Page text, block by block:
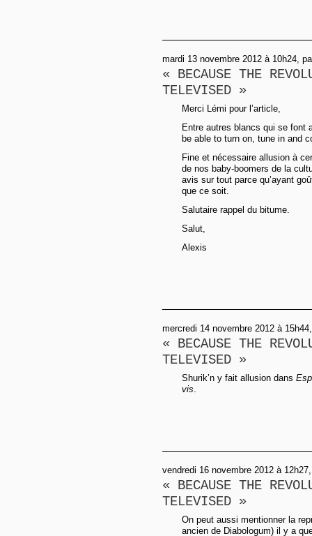
mardi 13 novembre 2012 à 10h24,
« BECAUSE THE
TELEVISED »
Merci Lémi pour l’article,
Entre autres blancs qui se font
be able to turn on, tune in and
Fine et nécessaire allusion à
de nos baby-boomers de la
avis sur tout parce qu’ayant
que ce soit.
Salutaire rappel du bitume.
Salut,
Alexis
mercredi 14 novembre 2012 à
« BECAUSE THE
TELEVISED »
Shurik’n y fait allusion dans
vis.
vendredi 16 novembre 2012 à
« BECAUSE THE
TELEVISED »
On peut aussi mentionner la
ancien de Diabologum) il y a